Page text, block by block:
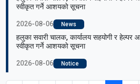
स्वीकृत गर्ने आशयको सूचना
2026-08-06 News
हलुका सवारी चालक, कार्यालय सहयोगी र हेल्पर
स्वीकृत गर्ने आशयको सूचना
2026-08-06 Notice